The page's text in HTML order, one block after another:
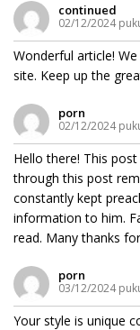
continued
02/12/2024
Wonderful article!
site. Keep up the
porn
02/12/2024
Hello there! This
through this post
constantly kept
information to him.
read. Many thanks
porn
03/12/2024
Your style is unique